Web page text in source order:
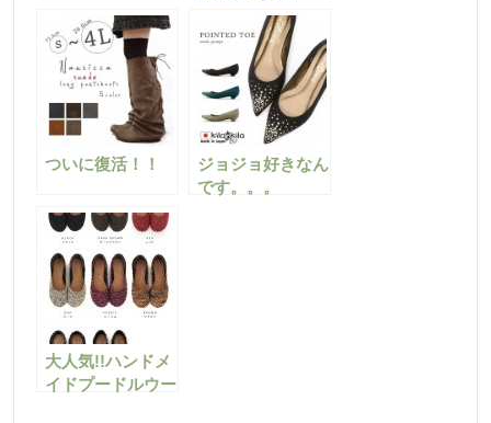
ついに復活！！
ジョジョ好きなん
です。。。
大人気!!ハンドメ
イドプードルウー